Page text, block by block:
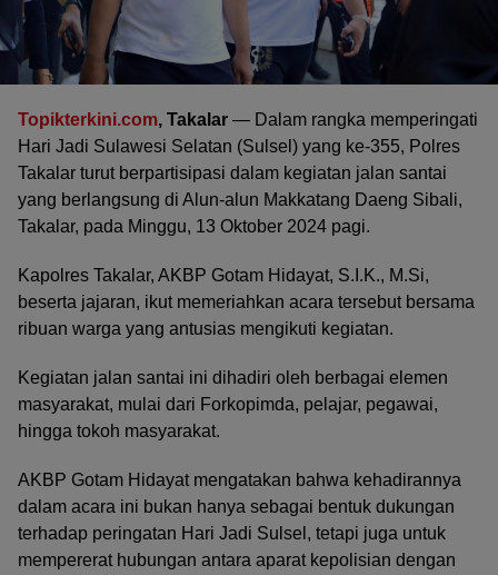
Topikterkini.com, Takalar — Dalam rangka memperingati
Hari Jadi Sulawesi Selatan (Sulsel) yang ke-355, Polres
Takalar turut berpartisipasi dalam kegiatan jalan santai
yang berlangsung di Alun-alun Makkatang Daeng Sibali,
Takalar, pada Minggu, 13 Oktober 2024 pagi.
Kapolres Takalar, AKBP Gotam Hidayat, S.I.K., M.Si,
beserta jajaran, ikut memeriahkan acara tersebut bersama
ribuan warga yang antusias mengikuti kegiatan.
Kegiatan jalan santai ini dihadiri oleh berbagai elemen
masyarakat, mulai dari Forkopimda, pelajar, pegawai,
hingga tokoh masyarakat.
AKBP Gotam Hidayat mengatakan bahwa kehadirannya
dalam acara ini bukan hanya sebagai bentuk dukungan
terhadap peringatan Hari Jadi Sulsel, tetapi juga untuk
mempererat hubungan antara aparat kepolisian dengan